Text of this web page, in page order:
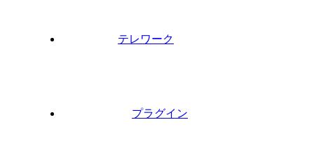
テレワーク
プラグイン